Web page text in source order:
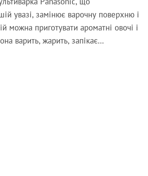
увазі, замінює варочну поверхню і
можна приготувати ароматні овочі і
варить, жарить, запікає…